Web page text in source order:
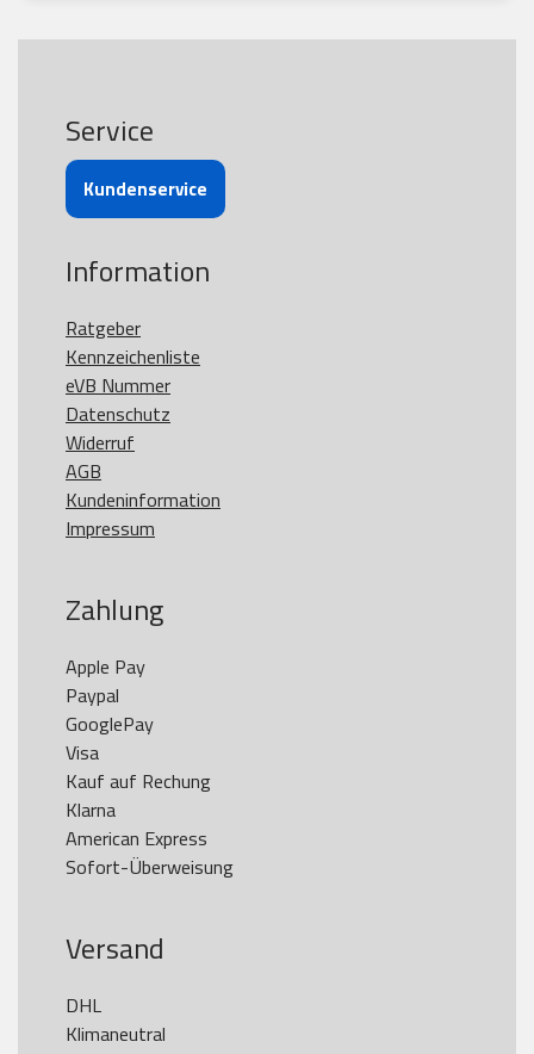
Service
Kundenservice
Information
Ratgeber
Kennzeichenliste
eVB Nummer
Datenschutz
Widerruf
AGB
Kundeninformation
Impressum
Zahlung
Apple Pay
Paypal
GooglePay
Visa
Kauf auf Rechung
Klarna
American Express
Versand
DHL
Klimaneutral